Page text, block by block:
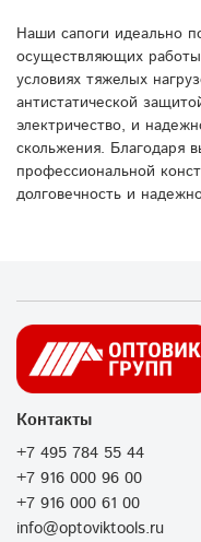
Наши сапоги идеально
осуществляющих
условиях тяжелых
антистатической
электричество, и
скольжения. Благодаря
профессиональной
долговечность и
Контакты
+7 495 784 55 44
+7 916 000 96 00
+7 916 000 61 00
info@optoviktools.ru